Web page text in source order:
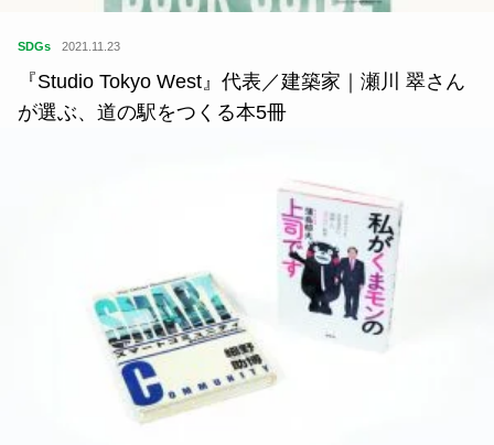
SDGs 2021.11.23
『Studio Tokyo West』代表／建築家｜瀬川 翠さん
が選ぶ、道の駅をつくる本5冊